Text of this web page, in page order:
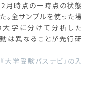
2月時点の一時点の状態
。全サンプルを使った場
学に分けて分析した
は異なることが先行研
学受験パスナビ』の入